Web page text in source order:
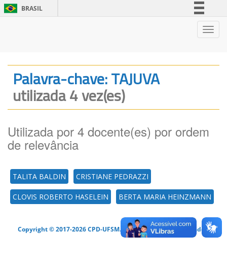
BRASIL
Legislação
Palavra-chave: TAJUVA
utilizada 4 vez(es)
Utilizada por 4 docente(es) por ordem
de relevância
TALITA BALDIN CRISTIANE PEDRAZZI
CLOVIS ROBERTO HASELEIN BERTA MARIA HEINZMANN
Copyright © 2017-2026 CPD-UFSM. Todos os direitos reservados.